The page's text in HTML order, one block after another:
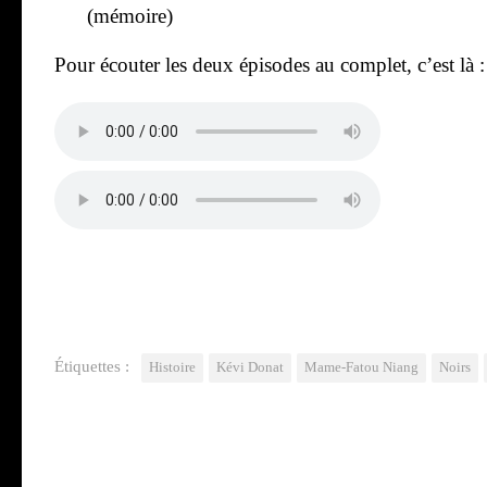
(mémoire)
Pour écou­ter les deux épi­sodes au com­plet, c’est là :
Étiquettes : Histoire Kévi Donat Mame-Fatou Niang Noirs